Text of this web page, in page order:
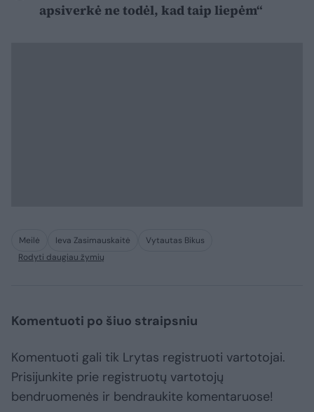
apsiverkė ne todėl, kad taip liepėm“
Meilė Ieva Zasimauskaitė
Vytautas Bikus
Rodyti daugiau žymių
Komentuoti po šiuo straipsniu
Komentuoti gali tik Lrytas registruoti vartotojai.
Prisijunkite prie registruotų vartotojų
bendruomenės ir bendraukite komentaruose!